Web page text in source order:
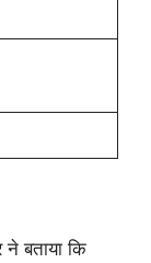
ने बताया कि